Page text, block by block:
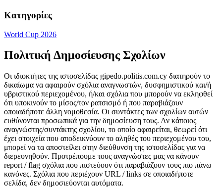
Κατηγορίες
World Cup 2026
Πολιτική Δημοσίευσης Σχολίων
Οι ιδιοκτήτες της ιστοσελίδας gipedo.politis.com.cy διατηρούν το
δικαίωμα να αφαιρούν σχόλια αναγνωστών, δυσφημιστικού και/ή
υβριστικού περιεχομένου, ή/και σχόλια που μπορούν να εκληφθεί
ότι υποκινούν το μίσος/τον ρατσισμό ή που παραβιάζουν
οποιαδήποτε άλλη νομοθεσία. Οι συντάκτες των σχολίων αυτών
ευθύνονται προσωπικά για την δημοσίευση τους. Αν κάποιος
αναγνώστης/συντάκτης σχολίου, το οποίο αφαιρείται, θεωρεί ότι
έχει στοιχεία που αποδεικνύουν το αληθές του περιεχομένου του,
μπορεί να τα αποστείλει στην διεύθυνση της ιστοσελίδας για να
διερευνηθούν. Προτρέπουμε τους αναγνώστες μας να κάνουν
report / flag σχόλια που πιστεύουν ότι παραβιάζουν τους πιο πάνω
κανόνες. Σχόλια που περιέχουν URL / links σε οποιαδήποτε
σελίδα, δεν δημοσιεύονται αυτόματα.